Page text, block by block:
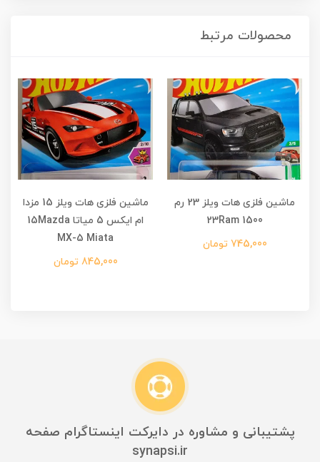
محصولات مرتبط
ماشین فلزی هات ویلز 23 رم
23Ram 1500
745,000 تومان
ماشین فلزی هات ویلز 15 مزدا
ام ایکس 5 میاتا 15Mazda
MX-5 Miata
845,000 تومان
پشتیبانی و مشاوره در دایرکت اینستاگرام صفحه
synapsi.ir